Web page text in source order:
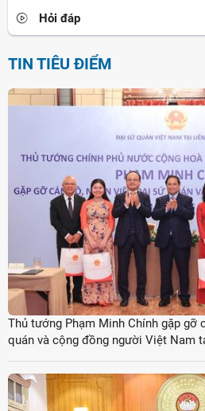
Hỏi đáp
TIN TIÊU ĐIỂM
Thủ tướng Phạm Minh Chính gặp gỡ
quán và cộng đồng người Việt Nam